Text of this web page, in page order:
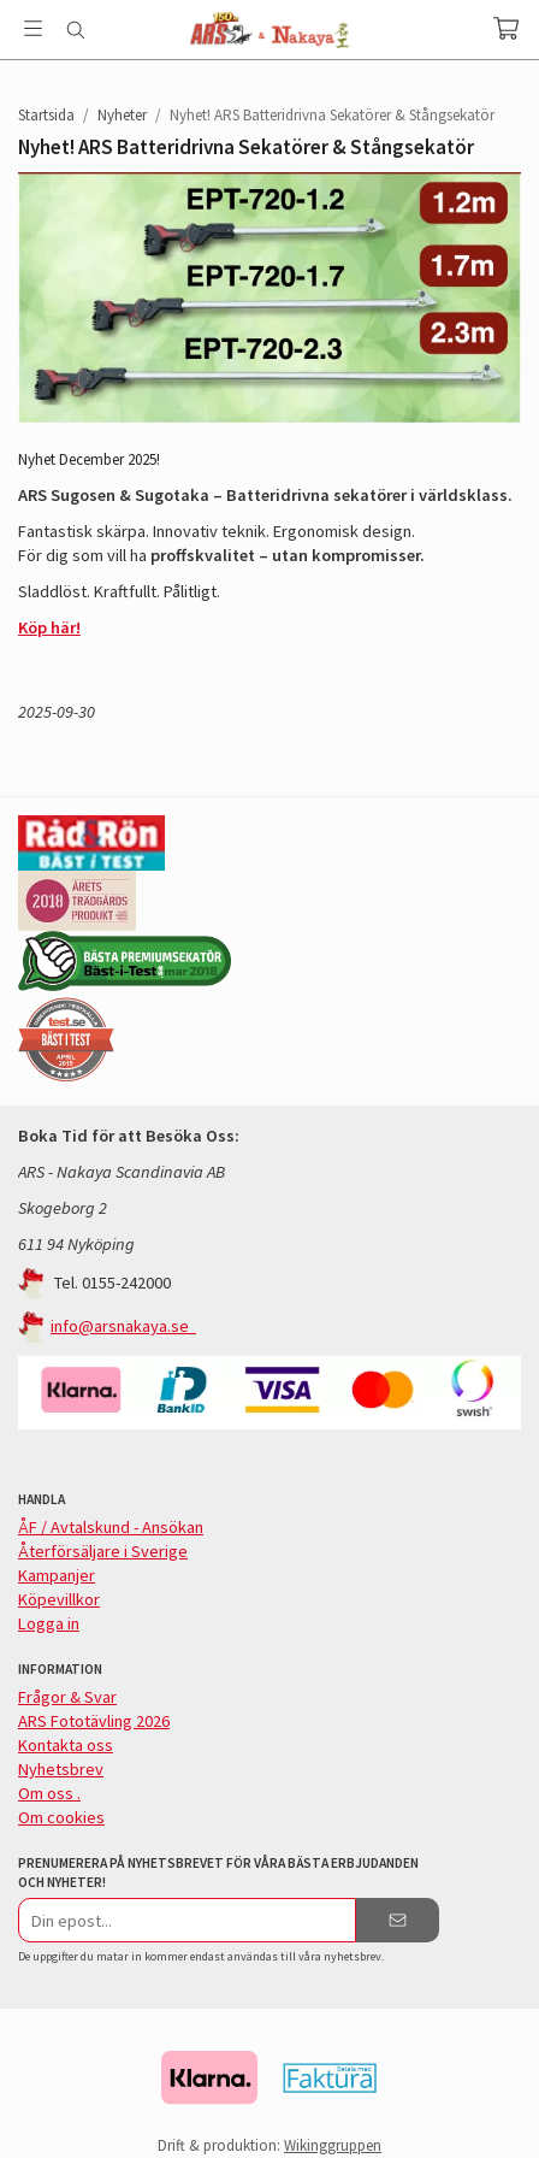
Startsida / Nyheter / Nyhet! ARS Batteridrivna Sekatörer & Stångsekatör
Nyhet! ARS Batteridrivna Sekatörer & Stångsekatör
Nyhet December 2025!
ARS Sugosen & Sugotaka – Batteridrivna sekatörer i världsklass.
Fantastisk skärpa. Innovativ teknik. Ergonomisk design.
För dig som vill ha proffskvalitet – utan kompromisser.
Sladdlöst. Kraftfullt. Pålitligt.
Köp här!
2025-09-30
Boka Tid för att Besöka Oss:
ARS - Nakaya Scandinavia AB
Skogeborg 2
611 94 Nyköping
Tel. 0155-242000
info@arsnakaya.se
HANDLA
ÅF / Avtalskund - Ansökan
Återförsäljare i Sverige
Kampanjer
Köpevillkor
Logga in
INFORMATION
Frågor & Svar
ARS Fototävling 2026
Kontakta oss
Nyhetsbrev
Om oss .
Om cookies
PRENUMERERA PÅ NYHETSBREVET FÖR VÅRA BÄSTA ERBJUDANDEN
OCH NYHETER!
E-
postadress
De uppgifter du matar in kommer endast användas till våra nyhetsbrev.
Drift & produktion: Wikinggruppen